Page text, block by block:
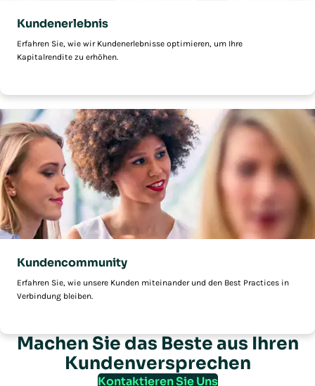
Kundenerlebnis
Erfahren Sie, wie wir Kundenerlebnisse optimieren, um Ihre
Kapitalrendite zu erhöhen.
Kundencommunity
Erfahren Sie, wie unsere Kunden miteinander und den Best Practices in
Verbindung bleiben.
Machen Sie das Beste aus Ihren
Kundenversprechen
Kontaktieren Sie Uns